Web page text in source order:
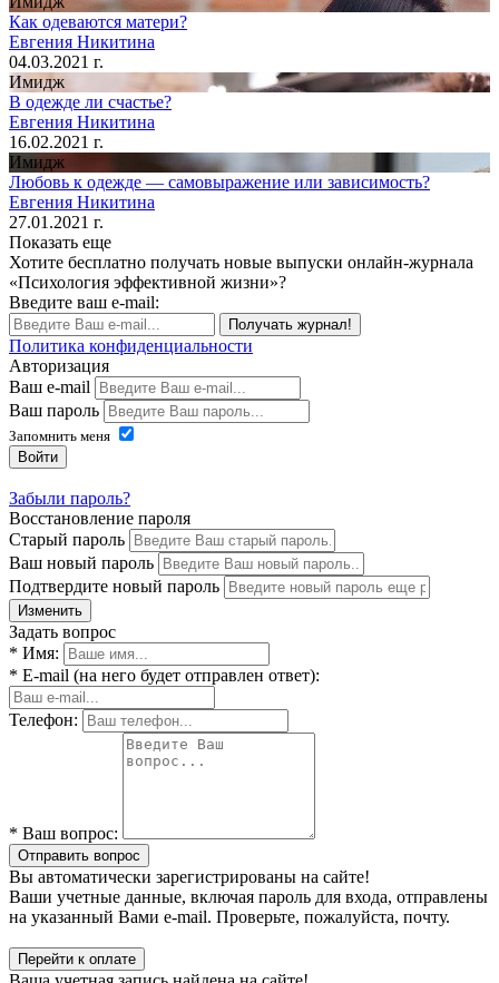
Как одеваются матери?
Евгения Никитина
04.03.2021 г.
Имидж
В одежде ли счастье?
Евгения Никитина
16.02.2021 г.
Имидж
Любовь к одежде — самовыражение или зависимость?
Евгения Никитина
27.01.2021 г.
Показать еще
Хотите бесплатно получать новые выпуски онлайн-журнала
«Психология эффективной жизни»?
Введите ваш e-mail:
Получать журнал!
Политика конфиденциальности
Авторизация
Ваш e-mail
Ваш пароль
Запомнить меня
Войти
Забыли пароль?
Восстановление пароля
Старый пароль
Ваш новый пароль
Подтвердите новый пароль
Изменить
Задать вопрос
* Имя:
* E-mail (на него будет отправлен ответ):
Телефон:
* Ваш вопрос:
Отправить вопрос
Вы автоматически зарегистрированы на сайте!
Ваши учетные данные, включая пароль для входа, отправлены
на указанный Вами e-mail. Проверьте, пожалуйста, почту.
Перейти к оплате